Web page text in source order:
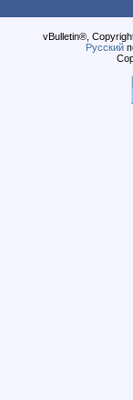
vBulletin®,
Русский